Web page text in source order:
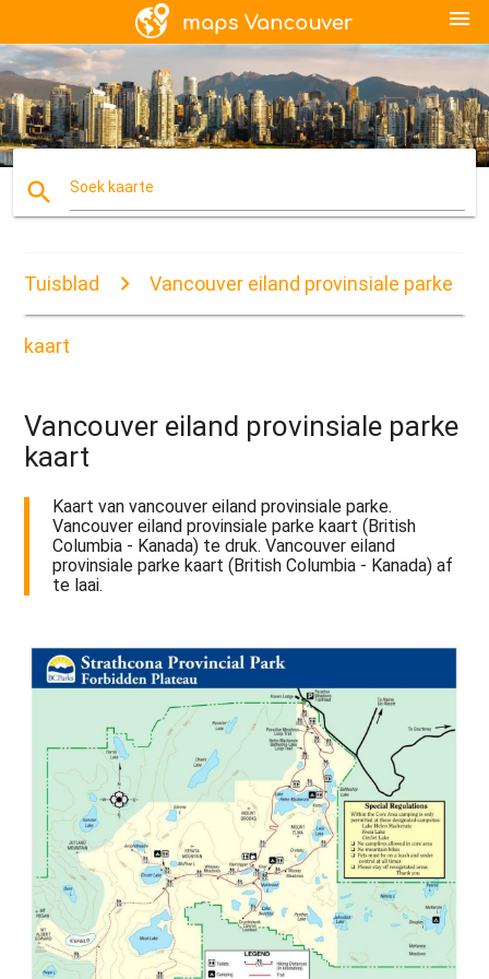
menu
search Soek kaarte
Tuisblad Vancouver eiland provinsiale parke
kaart
Vancouver eiland provinsiale parke
kaart
Kaart van vancouver eiland provinsiale parke.
Vancouver eiland provinsiale parke kaart (British
Columbia - Kanada) te druk. Vancouver eiland
provinsiale parke kaart (British Columbia - Kanada) af
te laai.